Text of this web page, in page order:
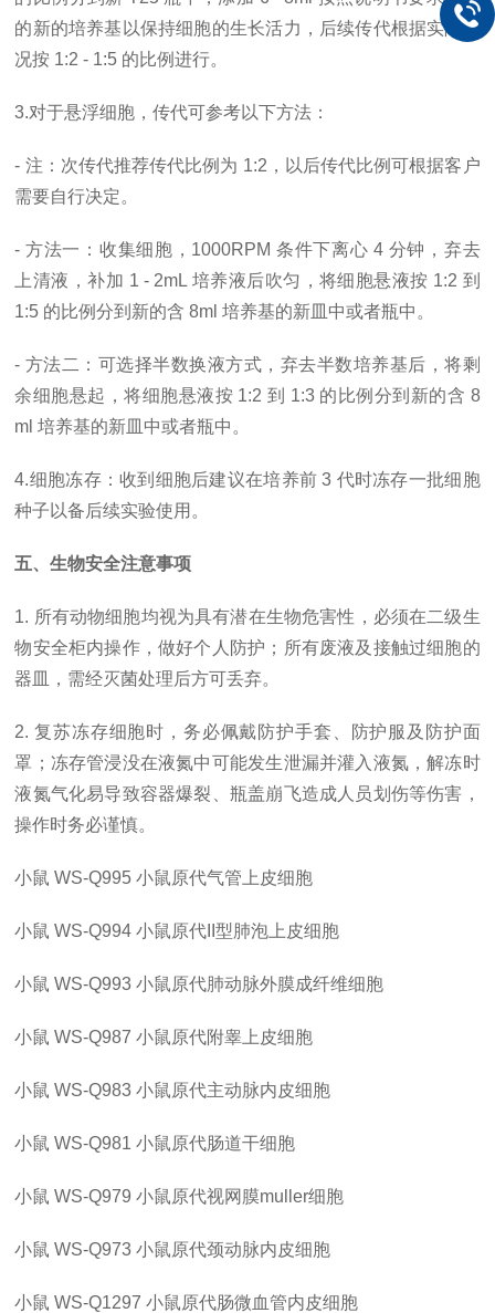
的新的培养基以保持细胞的生长活力，后续传代根据实际情
况按 1:2 - 1:5 的比例进行。
3.对于悬浮细胞，传代可参考以下方法：
- 注：次传代推荐传代比例为 1:2，以后传代比例可根据客户
需要自行决定。
- 方法一：收集细胞，1000RPM 条件下离心 4 分钟，弃去
上清液，补加 1 - 2mL 培养液后吹匀，将细胞悬液按 1:2 到
1:5 的比例分到新的含 8ml 培养基的新皿中或者瓶中。
- 方法二：可选择半数换液方式，弃去半数培养基后，将剩
余细胞悬起，将细胞悬液按 1:2 到 1:3 的比例分到新的含 8
ml 培养基的新皿中或者瓶中。
4.细胞冻存：收到细胞后建议在培养前 3 代时冻存一批细胞
种子以备后续实验使用。
五、生物安全注意事项
1. 所有动物细胞均视为具有潜在生物危害性，必须在二级生
物安全柜内操作，做好个人防护；所有废液及接触过细胞的
器皿，需经灭菌处理后方可丢弃。
2. 复苏冻存细胞时，务必佩戴防护手套、防护服及防护面
罩；冻存管浸没在液氮中可能发生泄漏并灌入液氮，解冻时
液氮气化易导致容器爆裂、瓶盖崩飞造成人员划伤等伤害，
操作时务必谨慎。
小鼠 WS-Q995 小鼠原代气管上皮细胞
小鼠 WS-Q994 小鼠原代 II型肺泡上皮细胞
小鼠 WS-Q993 小鼠原代肺动脉外膜成纤维细胞
小鼠 WS-Q987 小鼠原代附睾上皮细胞
小鼠 WS-Q983 小鼠原代主动脉内皮细胞
小鼠 WS-Q981 小鼠原代肠道干细胞
小鼠 WS-Q979 小鼠原代视网膜muller细胞
小鼠 WS-Q973 小鼠原代颈动脉内皮细胞
小鼠 WS-Q1297 小鼠原代肠微血管内皮细胞